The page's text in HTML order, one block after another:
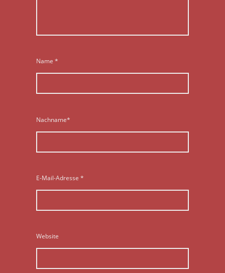
Name *
Nachname*
E-Mail-Adresse *
Website